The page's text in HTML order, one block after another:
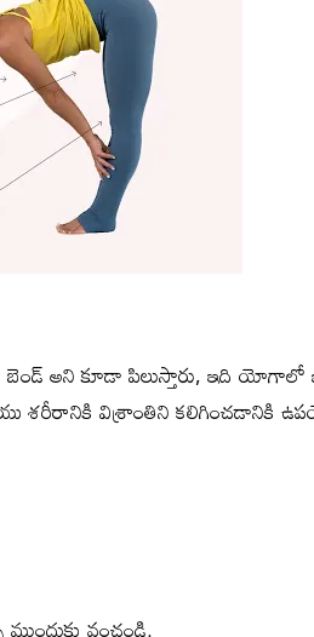
బెండ్ అని కూడా పిలుస్తారు, ఇది
శరీరానికి విశ్రాంతిని కలిగించడానికి